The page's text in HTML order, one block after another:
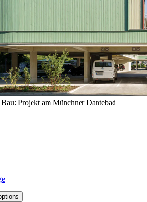
Projekt am Münchner Dantebad